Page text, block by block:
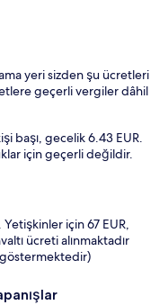
yeri sizden şu ücretleri
geçerli vergiler dâhil
başı, gecelik 6.43 EUR.
için geçerli değildir.
için 67 EUR,
ücreti alınmaktadır